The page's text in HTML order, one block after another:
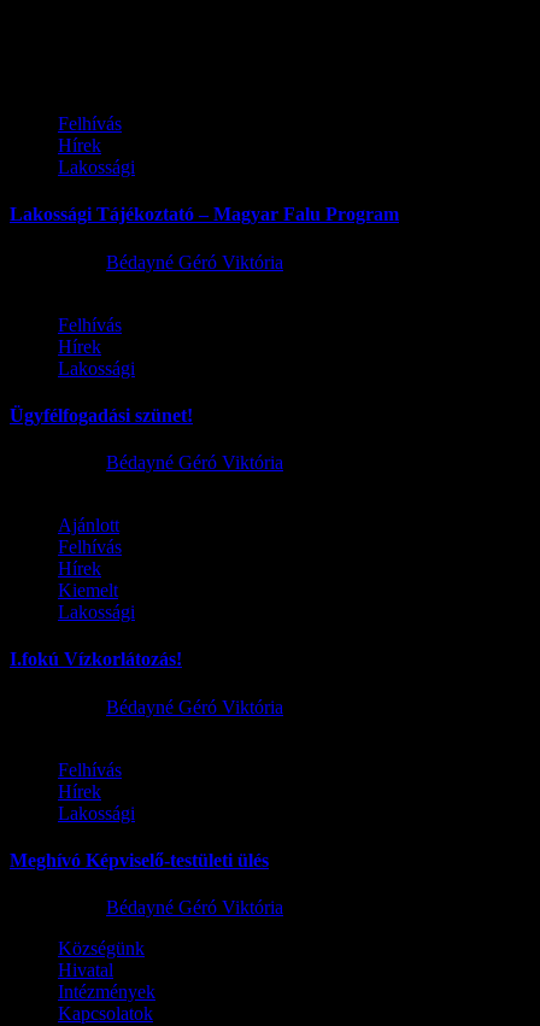
Felhívás
Hírek
Lakossági
Lakossági Tájékoztató – Magyar Falu Program
Bédayné Géró Viktória
Felhívás
Hírek
Lakossági
Ügyfélfogadási szünet!
Bédayné Géró Viktória
Ajánlott
Felhívás
Hírek
Kiemelt
Lakossági
I.fokú Vízkorlátozás!
Bédayné Géró Viktória
Felhívás
Hírek
Lakossági
Meghívó Képviselő-testületi ülés
Bédayné Géró Viktória
Községünk
Hivatal
Intézmények
Kapcsolatok